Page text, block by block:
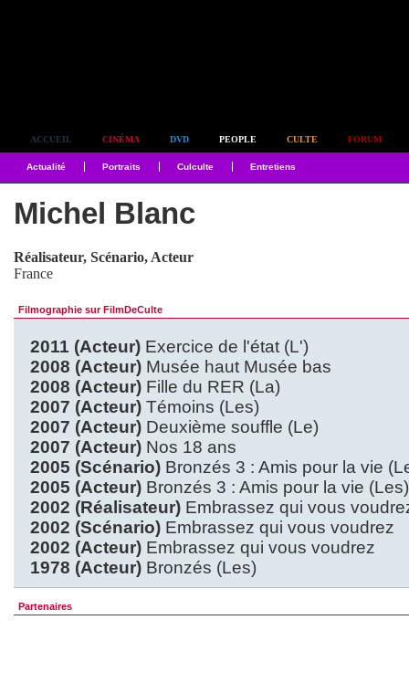
ACCUEIL CINÉMA DVD PEOPLE CULTE FORUM
Actualité Portraits Culculte Entretiens
Michel Blanc
Réalisateur, Scénario, Acteur
France
Filmographie sur FilmDeCulte
2011 (Acteur) Exercice de l'état (L')
2008 (Acteur) Musée haut Musée bas
2008 (Acteur) Fille du RER (La)
2007 (Acteur) Témoins (Les)
2007 (Acteur) Deuxième souffle (Le)
2007 (Acteur) Nos 18 ans
2005 (Scénario) Bronzés 3 : Amis pour la vie
2005 (Acteur) Bronzés 3 : Amis pour la vie (Les)
2002 (Réalisateur) Embrassez qui vous
2002 (Scénario) Embrassez qui vous voudrez
2002 (Acteur) Embrassez qui vous voudrez
1978 (Acteur) Bronzés (Les)
Partenaires